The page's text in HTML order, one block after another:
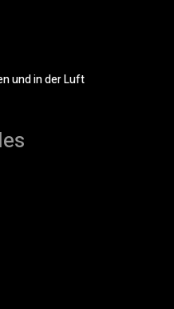
und in der Luft